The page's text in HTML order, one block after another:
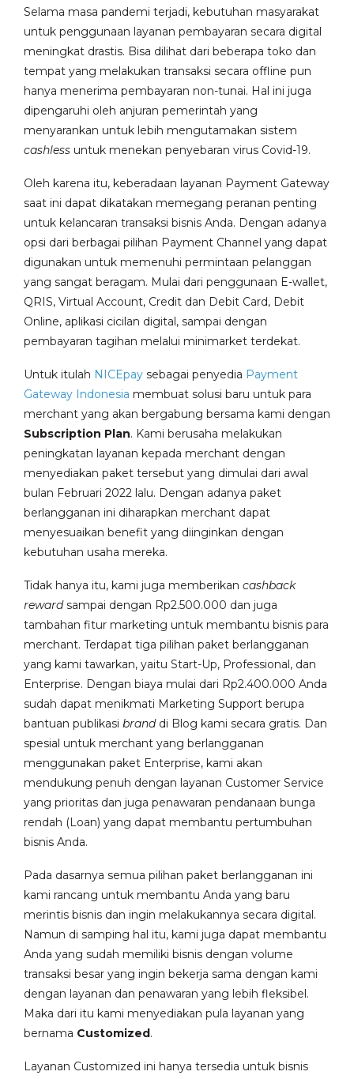
Selama masa pandemi terjadi, kebutuhan masyarakat
untuk penggunaan layanan pembayaran secara digital
meningkat drastis. Bisa dilihat dari beberapa toko dan
tempat yang melakukan transaksi secara offline pun
hanya menerima pembayaran non-tunai. Hal ini juga
dipengaruhi oleh anjuran pemerintah yang
menyarankan untuk lebih mengutamakan sistem
cashless untuk menekan penyebaran virus Covid-19.
Oleh karena itu, keberadaan layanan Payment Gateway
saat ini dapat dikatakan memegang peranan penting
untuk kelancaran transaksi bisnis Anda. Dengan adanya
opsi dari berbagai pilihan Payment Channel yang dapat
digunakan untuk memenuhi permintaan pelanggan
yang sangat beragam. Mulai dari penggunaan E-wallet,
QRIS, Virtual Account, Credit dan Debit Card, Debit
Online, aplikasi cicilan digital, sampai dengan
pembayaran tagihan melalui minimarket terdekat.
Untuk itulah NICEpay sebagai penyedia Payment
Gateway Indonesia membuat solusi baru untuk para
merchant yang akan bergabung bersama kami dengan
Subscription Plan. Kami berusaha melakukan
peningkatan layanan kepada merchant dengan
menyediakan paket tersebut yang dimulai dari awal
bulan Februari 2022 lalu. Dengan adanya paket
berlangganan ini diharapkan merchant dapat
menyesuaikan benefit yang diinginkan dengan
kebutuhan usaha mereka.
Tidak hanya itu, kami juga memberikan cashback
rewardsampai dengan Rp2.500.000 dan juga
tambahan fitur marketing untuk membantu bisnis para
merchant. Terdapat tiga pilihan paket berlangganan
yang kami tawarkan, yaitu Start-Up, Professional, dan
Enterprise. Dengan biaya mulai dari Rp2.400.000 Anda
sudah dapat menikmati Marketing Support berupa
bantuan publikasi branddi Blog kami secara gratis. Dan
spesial untuk merchant yang berlangganan
menggunakan paket Enterprise, kami akan
mendukung penuh dengan layanan Customer Service
yang prioritas dan juga penawaran pendanaan bunga
rendah (Loan) yang dapat membantu pertumbuhan
bisnis Anda.
Pada dasarnya semua pilihan paket berlangganan ini
kami rancang untuk membantu Anda yang baru
merintis bisnis dan ingin melakukannya secara digital.
Namun di samping hal itu, kami juga dapat membantu
Anda yang sudah memiliki bisnis dengan volume
transaksi besar yang ingin bekerja sama dengan kami
dengan layanan dan penawaran yang lebih fleksibel.
Maka dari itu kami menyediakan pula layanan yang
bernama Customized.
Layanan Customized ini hanya tersedia untuk bisnis